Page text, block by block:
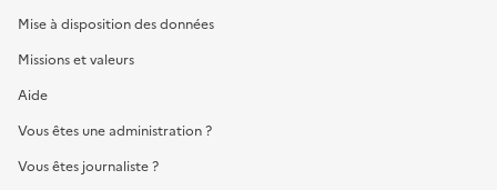
Mise à disposition des données
Missions et valeurs
Aide
Vous êtes une administration ?
Vous êtes journaliste ?